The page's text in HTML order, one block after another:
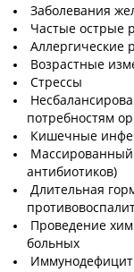
Заболевания
Частые острые
Аллергические
Возрастные
Стрессы
потребностям
Кишечные
Массированный
антибиотиков)
Длительная
Проведение
больных